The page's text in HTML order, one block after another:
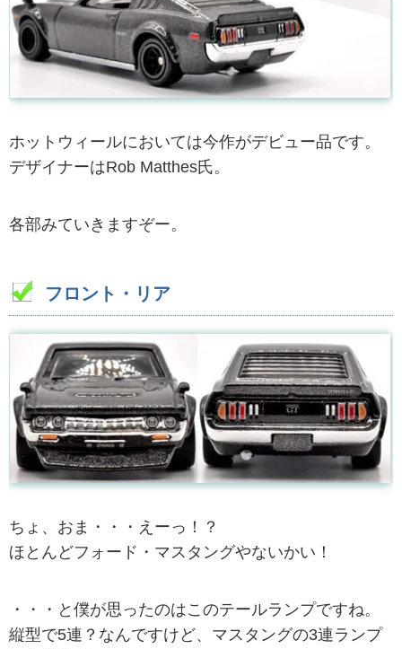
ホットウィールにおいては今作がデビュー品です。
デザイナーはRob Matthes氏。
各部みていきますぞー。
フロント・リア
ちょ、おま・・・えーっ！？
ほとんどフォード・マスタングやないかい！
・・・と僕が思ったのはこのテールランプですね。
縦型で5連？なんですけど、マスタングの3連ランプ